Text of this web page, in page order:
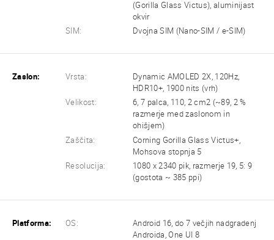
(Gorilla Glass Victus), aluminijast
okvir
SIM:
Dvojna SIM (Nano-SIM / e-SIM)
Zaslon: Vrsta:
Dynamic AMOLED 2X, 120Hz,
HDR10+, 1900 nits (vrh)
Velikost:
6, 7 palca, 110, 2 cm2 (~89, 2 %
razmerje med zaslonom in
ohišjem)
Zaščita:
Corning Gorilla Glass Victus+,
Mohsova stopnja 5
Resolucija:
1080 x 2340 pik, razmerje 19, 5: 9
(gostota ~ 385 ppi)
Platforma: OS:
Android 16, do 7 večjih nadgradenj
Androida, One UI 8